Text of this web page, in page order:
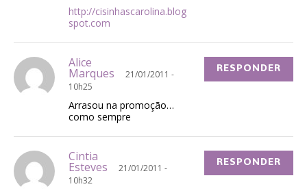
http://cisinhascarolina.blog
spot.com
Alice
Marques
21/01/2011 -
10h25
Arrasou na promoção…
como sempre
RESPONDER
Cintia
Esteves
21/01/2011 -
10h32
RESPONDER